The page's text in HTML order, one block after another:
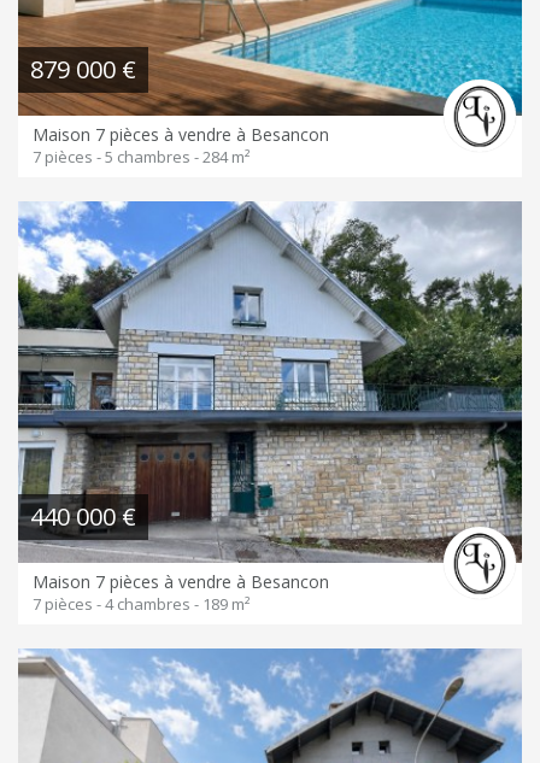
879 000 €
Maison 7 pièces à vendre à Besancon
7 pièces - 5 chambres - 284 m²
440 000 €
Maison 7 pièces à vendre à Besancon
7 pièces - 4 chambres - 189 m²